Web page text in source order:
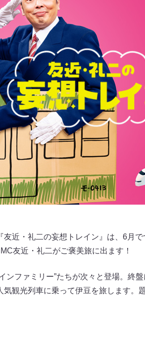
近・礼二の妄想トレイン』は、6月
友近・礼二がご褒美旅に出ます！
ンファミリー”たちが次々と登場。終
観光列車に乗って伊豆を旅します。